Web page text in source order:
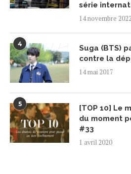
série
14 novembre 2022
4
Suga (BTS)
contre la
14 mai 2017
5
[TOP 10] Le
du moment
#33
1 avril 2020